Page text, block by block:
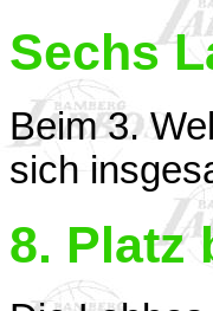
Sechs
Beim 3.
sich
8. Platz